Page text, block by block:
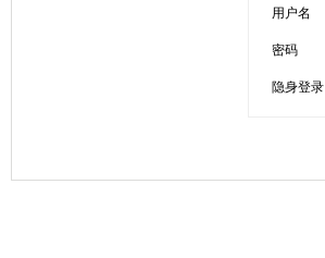
用户名
密码
隐身登录